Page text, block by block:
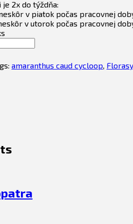
2x do týždňa:
v piatok počas pracovnej
v utorok počas pracovnej
amaranthus caud cycloop,